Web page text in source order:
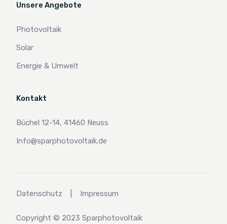
Unsere Angebote
Photovoltaik
Solar
Energie & Umwelt
Kontakt
Büchel 12-14, 41460 Neuss
Info@sparphotovoltaik.de
Datenschutz Impressum
Copyright © 2023 Sparphotovoltaik